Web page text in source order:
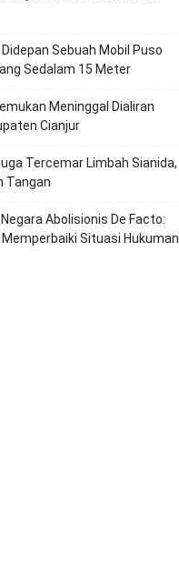
Sebuah Mobil Puso
Sedalam 15 Meter
Meninggal Dialiran
Cianjur
Tercemar Limbah Sianida,
Tangan
Abolisionis De Facto:
Situasi Hukuman